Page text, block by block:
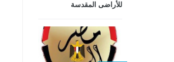
للأراضى المقدسة